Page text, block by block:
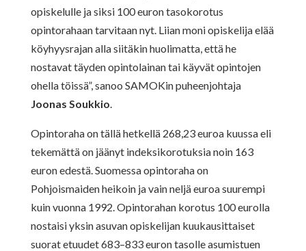
opiskelulle ja siksi 100 euron tasokorotus
opintorahaan tarvitaan nyt. Liian moni opiskelija elää
köyhyysrajan alla siitäkin huolimatta, että he
nostavat täyden opintolainan tai käyvät opintojen
ohella töissä”, sanoo SAMOKin puheenjohtaja
Joonas Soukkio.
Opintoraha on tällä hetkellä 268,23 euroa kuussa eli
tekemättä on jäänyt indeksikorotuksia noin 163
euron edestä. Suomessa opintoraha on
Pohjoismaiden heikoin ja vain neljä euroa suurempi
kuin vuonna 1992. Opintorahan korotus 100 eurolla
nostaisi yksin asuvan opiskelijan kuukausittaiset
suorat etuudet 683–833 euron tasolle asumistuen